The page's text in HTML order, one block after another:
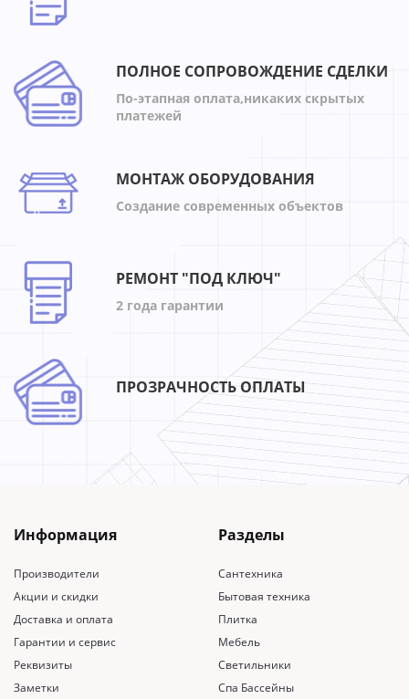
ПОЛНОЕ СОПРОВОЖДЕНИЕ СДЕЛКИ
По-этапная оплата,никаких скрытых
платежей
МОНТАЖ ОБОРУДОВАНИЯ
Создание современных объектов
РЕМОНТ "ПОД КЛЮЧ"
2 года гарантии
ПРОЗРАЧНОСТЬ ОПЛАТЫ
Информация
Производители
Акции и скидки
Доставка и оплата
Гарантии и сервис
Реквизиты
Заметки
Разделы
Сантехника
Бытовая техника
Плитка
Мебель
Светильники
Спа Бассейны